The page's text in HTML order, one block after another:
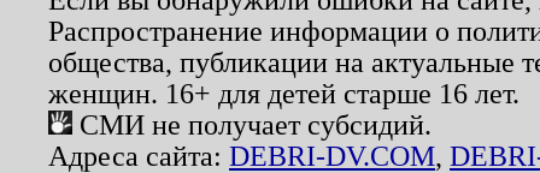
Распространение информации о
общества, публикации на актуальные
женщин. 16+ для детей старше 16 лет.
СМИ не получает субсидий.
Адреса сайта: DEBRI-DV.COM,